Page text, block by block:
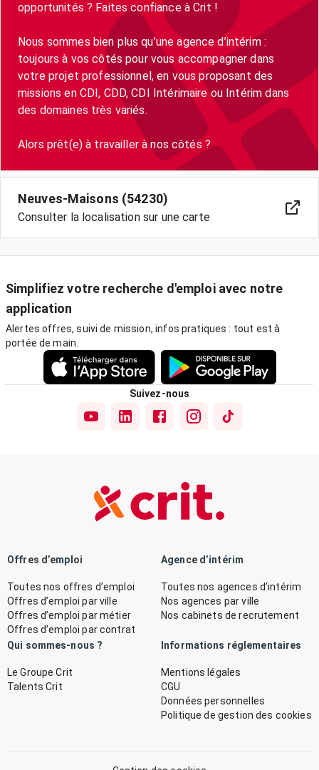
opportunités ? Faites confiance à Crit !
Nous sommes bien plus qu’une agence d’intérim :
toujours à vos côtés pour vous accompagner dans
votre projet professionnel, en vous proposant des
missions en CDI, CDD, CDI Intérimaire ou Intérim dans
des domaines très variés.
Alors prêt(e) à travailler à nos côtés ?
Neuves-Maisons (54230)
Consulter la localisation sur une carte
Simplifiez votre recherche d'emploi avec notre
application
Alertes offres, suivi de mission, infos pratiques : tout est à
portée de main.
Suivez-nous
Offres d’emploi
Toutes nos offres d’emploi
Offres d’emploi par ville
Offres d’emploi par métier
Offres d’emploi par contrat
Agence d’intérim
Toutes nos agences d’intérim
Nos agences par ville
Nos cabinets de recrutement
Qui sommes-nous ?
Le Groupe Crit
Talents Crit
Informations réglementaires
Mentions légales
CGU
Données personnelles
Politique de gestion des cookies